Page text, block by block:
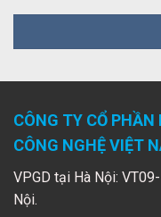
CÔNG TY CỔ
CÔNG NGHỆ VIỆT
VPGD tại Hà Nội:
Nội.